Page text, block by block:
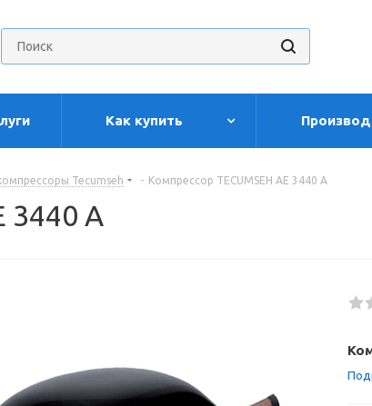
Как купить
Tecumseh - Компрессор TECUMSEH AE 3440 A
3440 A